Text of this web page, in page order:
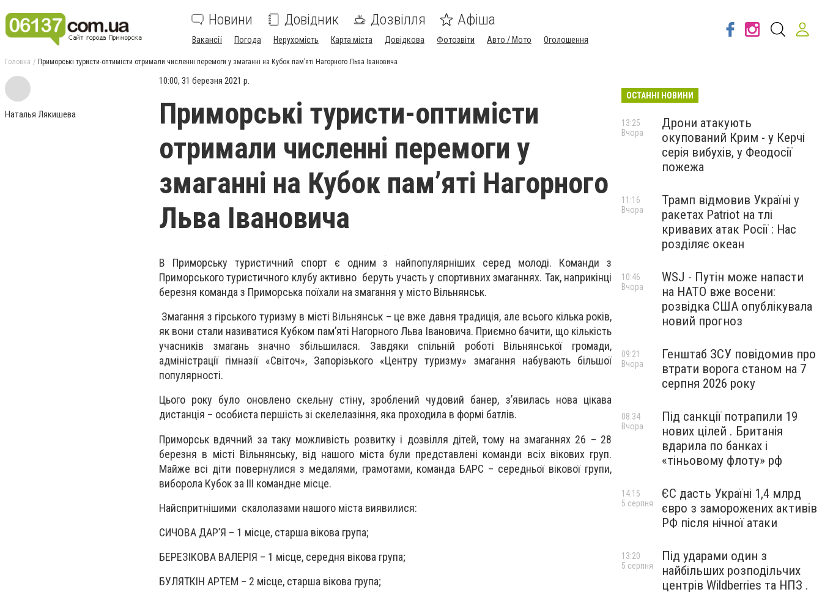
Новини Довідник Дозвілля Афіша
Вакансії Погода Нерухомість Карта міста Довідкова Фотозвіти Авто / Мото Оголошення
Головна Приморські туристи-оптимісти отримали численні перемоги у змаганні на Кубок пам’яті Нагорного Льва Івановича
Наталья Лякишева
10:00, 31 березня 2021 р.
Приморські туристи-оптимісти
отримали численні перемоги у
змаганні на Кубок пам’яті Нагорного
Льва Івановича
В Приморську туристичний спорт є одним з найпопулярніших серед молоді. Команди з
Приморського туристичного клубу активно беруть участь у спортивних змаганнях. Так, наприкінці
березня команда з Приморська поїхали на змагання у місто Вільнянськ.
Змагання з гірського туризму в місті Вільнянськ – це вже давня традиція, але всього кілька років,
як вони стали називатися Кубком пам’яті Нагорного Льва Івановича. Приємно бачити, що кількість
учасників змагань значно збільшилася. Завдяки спільній роботі Вільнянської громади,
адміністрації гімназії «Світоч», Запорізького «Центру туризму» змагання набувають більшої
популярності.
Цього року було оновлено скельну стіну, зроблений чудовий банер, з’явилась нова цікава
дистанція – особиста першість зі скелелазіння, яка проходила в формі батлів.
Приморськ вдячний за таку можливість розвитку і дозвілля дітей, тому на змаганнях 26 – 28
березня в місті Вільнянську, від нашого міста були представлені команди всіх вікових груп.
Майже всі діти повернулися з медалями, грамотами, команда БАРС – середньої вікової групи,
виборола Кубок за III командне місце.
Найспритнішими скалолазами нашого міста виявилися:
СИЧОВА ДАР’Я – 1 місце, старша вікова група;
БЕРЕЗІКОВА ВАЛЕРІЯ – 1 місце, середня вікова група;
БУЛЯТКІН АРТЕМ – 2 місце, старша вікова група;
ОСТАННІ НОВИНИ
Дрони атакують
окупований Крим - у Керчі
серія вибухів, у Феодосії
пожежа
13:25
Вчора
Трамп відмовив Україні у
ракетах Patriot на тлі
кривавих атак Росії : Нас
розділяє океан
11:16
Вчора
WSJ - Путін може напасти
на НАТО вже восени:
розвідка США опублікувала
новий прогноз
10:46
Вчора
Генштаб ЗСУ повідомив про
втрати ворога станом на 7
серпня 2026 року
09:21
Вчора
Під санкції потрапили 19
нових цілей . Британія
вдарила по банках і
«тіньовому флоту» рф
08:34
Вчора
ЄС дасть Україні 1,4 млрд
євро з заморожених активів
РФ після нічної атаки
14:15
5 серпня
Під ударами один з
найбільших розподільчих
центрів Wildberries та НПЗ .
13:20
5 серпня